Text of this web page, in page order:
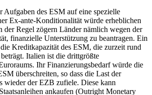
Aufgaben des ESM auf eine spezielle
Ex-ante-Konditionalität würde erheblichen
der Regel zögern Länder nämlich wegen der
finanzielle Unterstützung zu beantragen. Ein
Kreditkapazität des ESM, die zurzeit rund
Italien ist die drittgrößte
Ihr Finanzierungsbedarf würde die
überschreiten, so dass die Last der
wieder der EZB zufiele. Diese kann
ankaufen (Outright Moneta­ry